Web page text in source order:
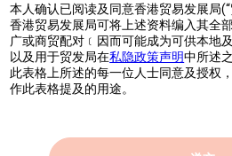
本人确认已阅读及同意香港贸易发展局
香港贸易发展局可将上述资料编入其全
广或商贸配对﹝因而可能成为可供本地
以及用于贸发局在私隐政策声明中所述
此表格上所述的每一位人士同意及授权
作此表格提及的用途。